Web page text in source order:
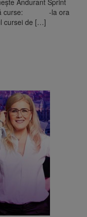
din 12
Andurant Sprint
curse: -la ora
cursei de […]